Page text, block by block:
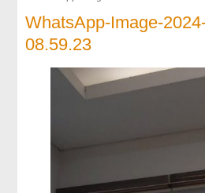
WhatsApp-Image-
08.59.23